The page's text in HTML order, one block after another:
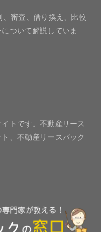
、審査、借り換え、比較
ついて解説していま
トです。不動産リース
、不動産リースバック